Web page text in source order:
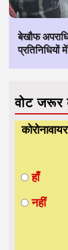
बेखौफ
प्रतिनिधियों
वोट जरूर
हाँ
नहीं